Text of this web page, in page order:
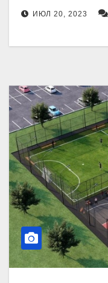
ИЮЛ 20, 2023